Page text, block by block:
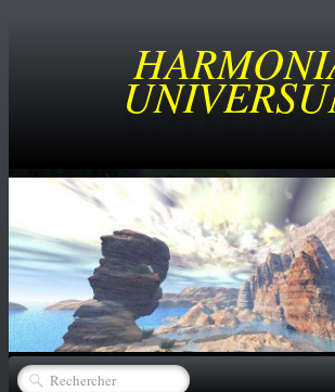
ACCUEIL
BUT
SERVICES
CREATEURS▼
CATALOGUE